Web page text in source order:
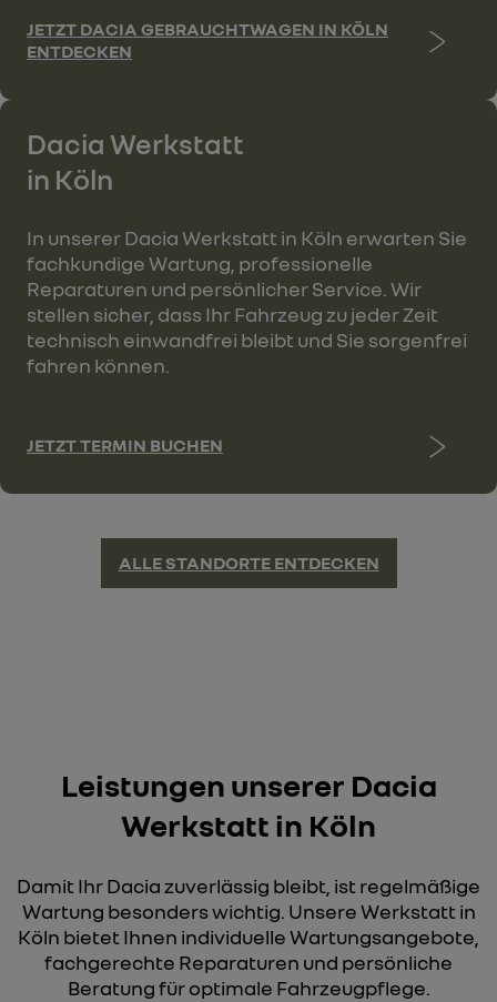
JETZT DACIA GEBRAUCHTWAGEN IN KÖLN
ENTDECKEN
Dacia Werkstatt
in Köln
In unserer Dacia Werkstatt in Köln erwarten Sie
fachkundige Wartung, professionelle
Reparaturen und persönlicher Service. Wir
stellen sicher, dass Ihr Fahrzeug zu jeder Zeit
technisch einwandfrei bleibt und Sie sorgenfrei
fahren können.
JETZT TERMIN BUCHEN
ALLE STANDORTE ENTDECKEN
Leistungen unserer Dacia
Werkstatt in Köln
Damit Ihr Dacia zuverlässig bleibt, ist regelmäßige
Wartung besonders wichtig. Unsere Werkstatt in
Köln bietet Ihnen individuelle Wartungsangebote,
fachgerechte Reparaturen und persönliche
Beratung für optimale Fahrzeugpflege.